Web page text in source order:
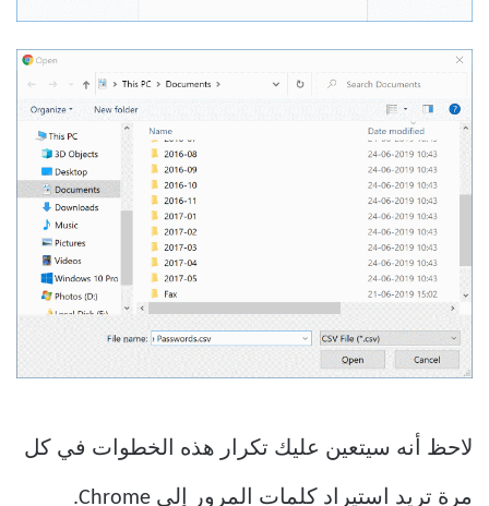
لاحظ أنه سيتعين عليك تكرار هذه الخطوات في كل
مرة تريد استيراد كلمات المرور إلى Chrome.